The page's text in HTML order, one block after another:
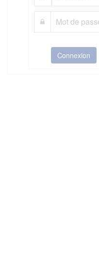
Connexion